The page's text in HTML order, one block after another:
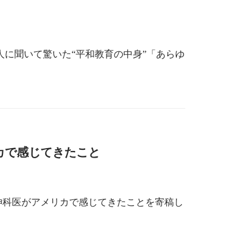
聞いて驚いた“平和教育の中身”「あらゆ
で感じてきたこと
医がアメリカで感じてきたことを寄稿し